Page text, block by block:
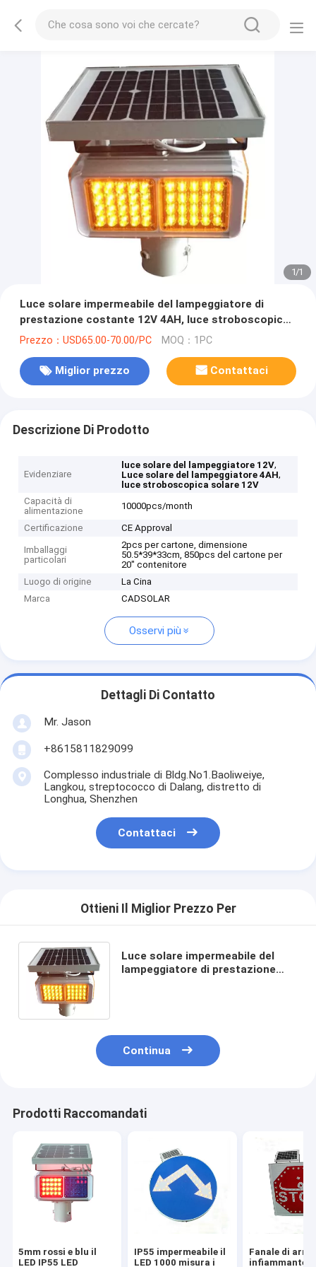
1/1
Luce solare impermeabile del lampeggiatore di
prestazione costante 12V 4AH, luce stroboscopica
solare
Prezzo：USD65.00-70.00/PC MOQ：1PC
Miglior prezzo Contattaci
Descrizione Di Prodotto
Evidenziare
luce solare del lampeggiatore 12V,
Luce solare del lampeggiatore 4AH,
luce stroboscopica solare 12V
Capacità di
alimentazione
10000pcs/month
Certificazione CE Approval
Imballaggi
particolari
2pcs per cartone, dimensione
50.5*39*33cm, 850pcs del cartone per
20" contenitore
Luogo di origine
La Cina
Marca
CADSOLAR
Osservi più
Dettagli Di Contatto
Mr. Jason
+8615811829099
Complesso industriale di Bldg.No1.Baoliweiye,
Langkou, streptococco di Dalang, distretto di
Longhua, Shenzhen
Contattaci
Ottieni Il Miglior Prezzo Per
Luce solare impermeabile del
lampeggiatore di prestazione
Continua
Prodotti Raccomandati
5mm rossi e blu il
LED IP55 LED
IP55 impermeabile il
LED 1000 misura i
Fanale di
infiammante